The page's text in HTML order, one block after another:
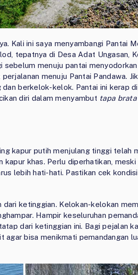
Kali ini saya menyambangi Pantai
tepatnya di Desa Adat Ungasan,
menuju pantai
menuju Pantai Pandawa.
berkelok-kelok. Pantai ini kerap
diri dalam menyambut tapa brata
kapur putih menjulang tinggi telah
khas. Perlu diperhatikan, meski
lebih hati-hati. Pastikan cek
dari ketinggian. Kelokan-kelokan
Hampir keseluruhan
dari ketinggian ini. Bagi pejalan
agar bisa menikmati pemandangan